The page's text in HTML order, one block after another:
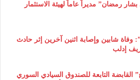
رمضان” مديراً عاماً لهيئة ‌الاستثمار
وفاة شابين وإصابة اثنين آخرين إثر حادث
إدلب
التابعة للصندوق السيادي السوري